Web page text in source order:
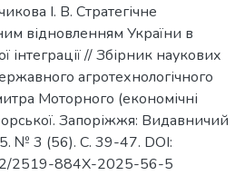
І. В. Стратегічне
відновленням України в
інтеграції // Збірник наукових
агротехнологічного
Моторного (економічні
Запоріжжя: Видавничий
№ 3 (56). С. 39-47. DOI:
2519-884X-2025-56-5